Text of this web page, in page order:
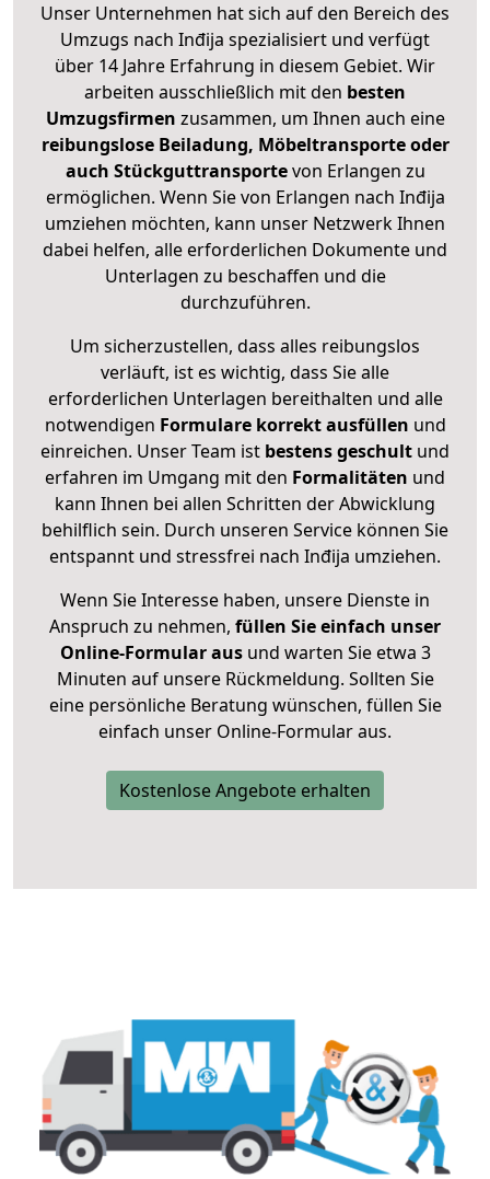
Unser Unternehmen hat sich auf den Bereich des
Umzugs nach Inđija spezialisiert und verfügt
über 14 Jahre Erfahrung in diesem Gebiet. Wir
arbeiten ausschließlich mit den besten
Umzugsfirmen zusammen, um Ihnen auch eine
reibungslose Beiladung, Möbeltransporte oder
auch Stückguttransportevon Erlangen zu
ermöglichen. Wenn Sie von Erlangen nach Inđija
umziehen möchten, kann unser Netzwerk Ihnen
dabei helfen, alle erforderlichen Dokumente und
Unterlagen zu beschaffen und die
durchzuführen.
Um sicherzustellen, dass alles reibungslos
verläuft, ist es wichtig, dass Sie alle
erforderlichen Unterlagen bereithalten und alle
notwendigen Formulare korrekt ausfüllen und
einreichen. Unser Team ist bestens geschult und
erfahren im Umgang mit den Formalitäten und
kann Ihnen bei allen Schritten der Abwicklung
behilflich sein. Durch unseren Service können Sie
entspannt und stressfrei nach Inđija umziehen.
Wenn Sie Interesse haben, unsere Dienste in
Anspruch zu nehmen, füllen Sie einfach unser
Online-Formular ausund warten Sie etwa 3
Minuten auf unsere Rückmeldung. Sollten Sie
eine persönliche Beratung wünschen, füllen Sie
einfach unser Online-Formular aus.
Kostenlose Angebote erhalten